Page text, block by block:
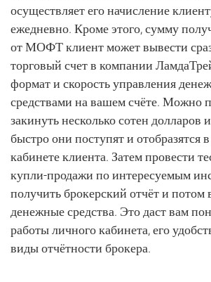
осуществляет его начисление
ежедневно. Кроме этого, сумму
от МОФТ клиент может вывести
торговый счет в компании
формат и скорость управления
средствами на вашем счёте. Можно
закинуть несколько сотен долларов
быстро они поступят и отобразятся
кабинете клиента. Затем провести
купли-продажи по интересуемым
получить брокерский отчёт и потом
денежные средства. Это даст вам
работы личного кабинета, его
виды отчётности брокера.